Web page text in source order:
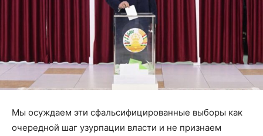
Мы осуждаем эти сфальсифицированные выборы как
очередной шаг узурпации власти и не признаем